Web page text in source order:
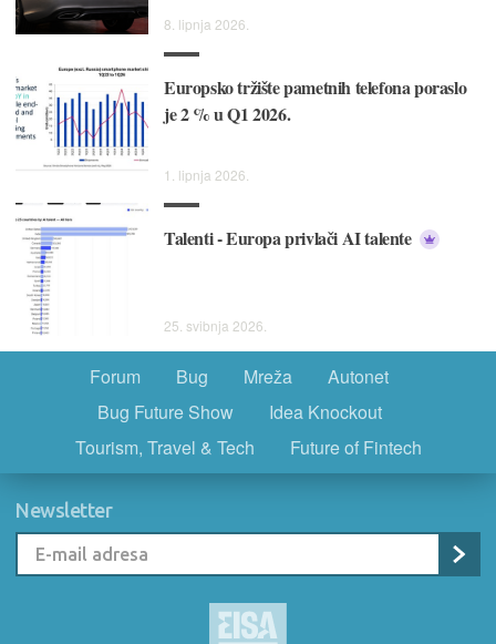
8. lipnja 2026.
Europsko tržište pametnih telefona poraslo
je 2 % u Q1 2026.
1. lipnja 2026.
Talenti - Europa privlači AI talente
25. svibnja 2026.
Forum Bug Mreža
Autonet
Bug Future Show
Idea Knockout
Tourism, Travel & Tech
Future of Fintech
Newsletter